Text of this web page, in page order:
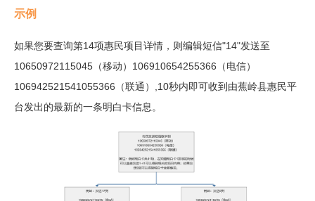
示例
如果您要查询第14项惠民项目详情，则编辑短信"14"发送至
10650972115045（移动）106910654255366（电信）
106942521541055366（联通）,10秒内即可收到由蕉岭县惠民平
台发出的最新的一条明白卡信息。